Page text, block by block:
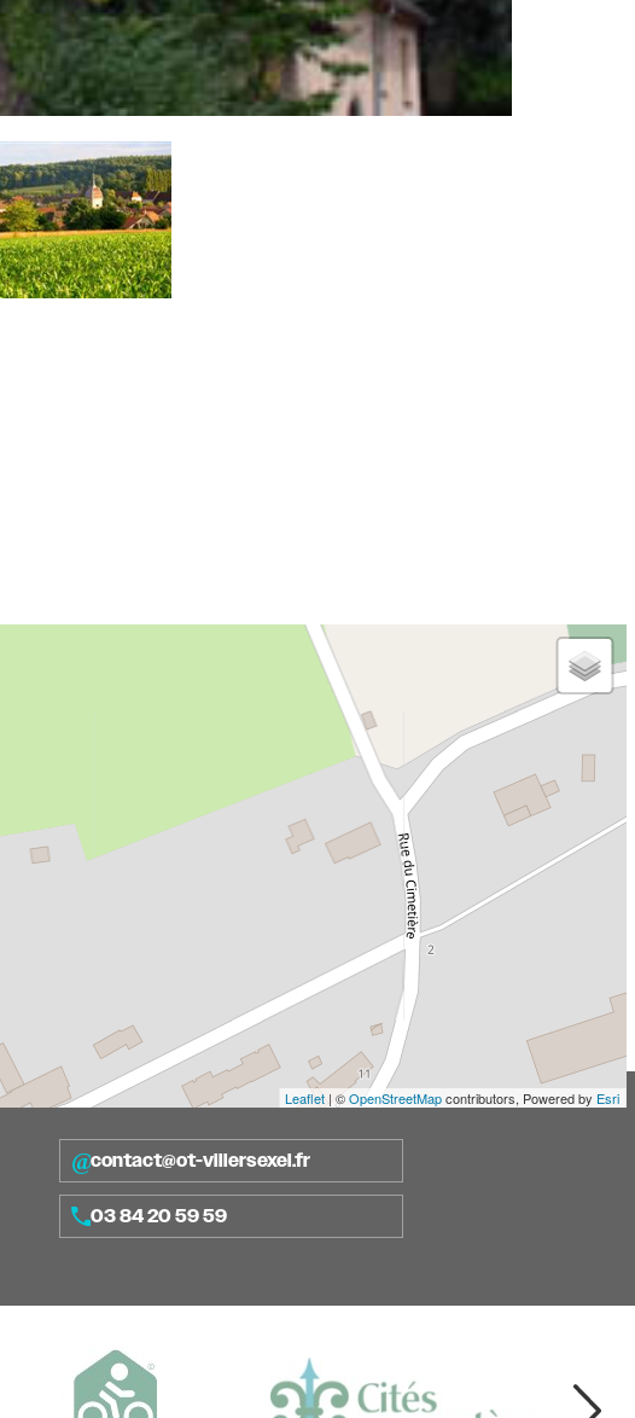
Leaflet | ©OpenStreetMapcontributors, Powered by Esri
contact@ot-villersexel.fr
03 84 20 59 59